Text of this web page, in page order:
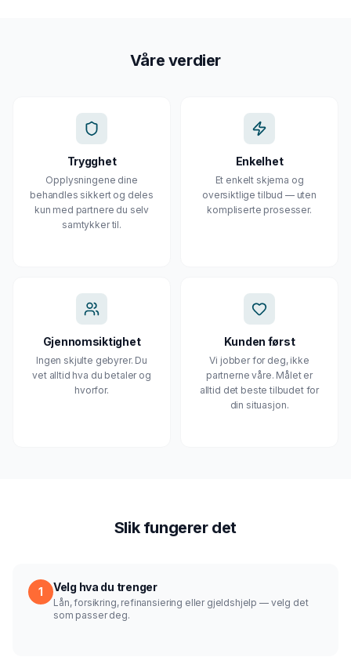
Kredittkort
Lån på dagen
Våre verdier
Trygghet
Opplysningene dine
behandles sikkert og deles
kun med partnere du selv
samtykker til.
Enkelhet
Et enkelt skjema og
oversiktlige tilbud — uten
kompliserte prosesser.
Gjennomsiktighet
Ingen skjulte gebyrer. Du
vet alltid hva du betaler og
hvorfor.
Kunden først
Vi jobber for deg, ikke
partnerne våre. Målet er
alltid det beste tilbudet for
din situasjon.
Slik fungerer det
1 Velg hva du trenger
Lån, forsikring, refinansiering eller gjeldshjelp — velg det
som passer deg.